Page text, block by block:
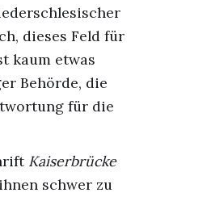
dieses Feld für
kaum etwas
Behörde, die
für die
Kaiserbrücke
schwer zu